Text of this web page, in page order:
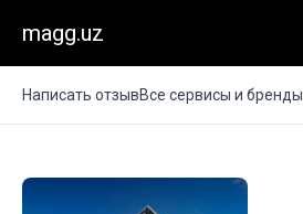
magg.uz
Написать отзывВсе сервисы и бренды